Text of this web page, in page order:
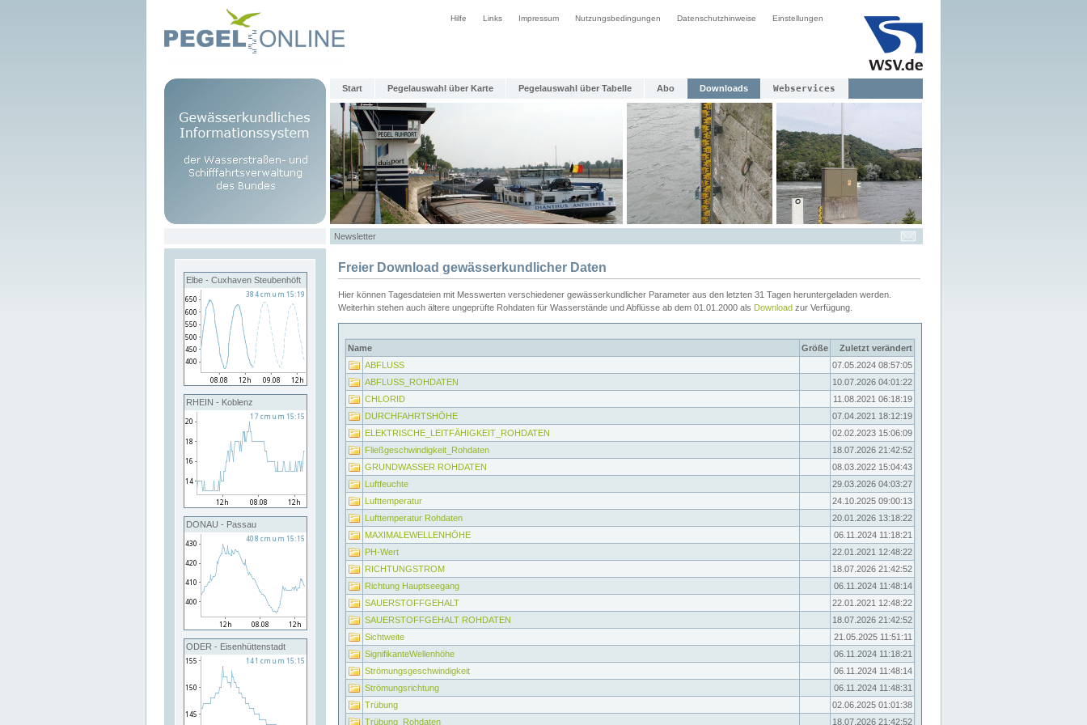
Hilfe Links Impressum Nutzungsbedingungen Datenschutzhinweise Einstellungen
Start Pegelauswahl über Karte Pegelauswahl über Tabelle Abo Downloads Webservices
Newsletter
Elbe - Cuxhaven Steubenhöft
RHEIN - Koblenz
DONAU - Passau
ODER - Eisenhüttenstadt
Freier Download gewässerkundlicher Daten
Hier können Tagesdateien mit Messwerten verschiedener gewässerkundlicher Parameter aus den letzten 31 Tagen heruntergeladen werden.
Weiterhin stehen auch ältere ungeprüfte Rohdaten für Wasserstände und Abflüsse ab dem 01.01.2000 als Download zur Verfügung.
Name Größe
Zuletzt verändert
ABFLUSS
07.05.2024 08:57:05
ABFLUSS_ROHDATEN
10.07.2026 04:01:22
CHLORID
11.08.2021 06:18:19
DURCHFAHRTSHÖHE
07.04.2021 18:12:19
ELEKTRISCHE_LEITFÄHIGKEIT_ROHDATEN
02.02.2023 15:06:09
Fließgeschwindigkeit_Rohdaten
18.07.2026 21:42:52
GRUNDWASSER ROHDATEN
08.03.2022 15:04:43
Luftfeuchte
29.03.2026 04:03:27
Lufttemperatur
24.10.2025 09:00:13
Lufttemperatur Rohdaten
20.01.2026 13:18:22
MAXIMALEWELLENHÖHE
06.11.2024 11:18:21
PH-Wert
22.01.2021 12:48:22
RICHTUNGSTROM
18.07.2026 21:42:52
Richtung Hauptseegang
06.11.2024 11:48:14
SAUERSTOFFGEHALT
22.01.2021 12:48:22
SAUERSTOFFGEHALT ROHDATEN
18.07.2026 21:42:52
Sichtweite
21.05.2025 11:51:11
SignifikanteWellenhöhe
06.11.2024 11:18:21
Strömungsgeschwindigkeit
06.11.2024 11:48:14
Strömungsrichtung
06.11.2024 11:48:31
Trübung
02.06.2025 01:01:38
Trübung_Rohdaten
18.07.2026 21:42:52